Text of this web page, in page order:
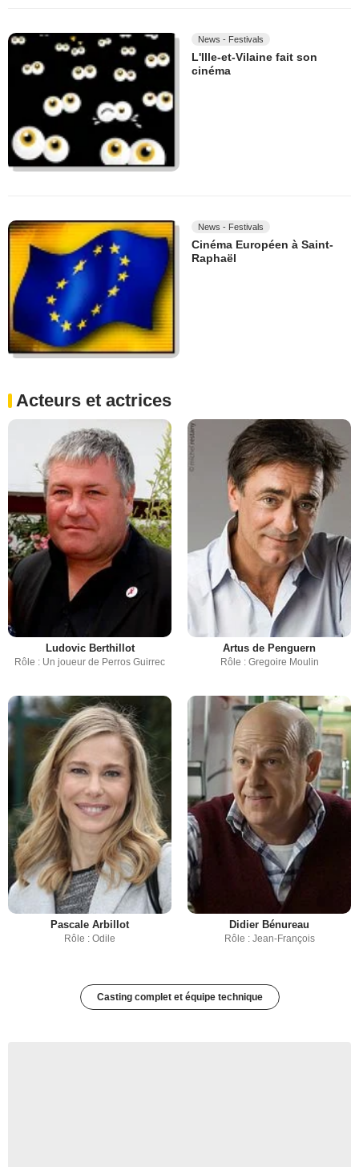
News - Festivals
L'Ille-et-Vilaine fait son
cinéma
News - Festivals
Cinéma Européen à Saint-
Raphaël
Acteurs et actrices
Ludovic Berthillot
Rôle : Un joueur de Perros Guirrec
Artus de Penguern
Rôle : Gregoire Moulin
Pascale Arbillot
Rôle : Odile
Didier Bénureau
Rôle : Jean-François
Casting complet et équipe technique